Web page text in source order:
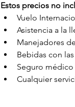
Estos precios no
Vuelo
Asistencia a la
Manejadores
Bebidas con
Seguro médico
Cualquier